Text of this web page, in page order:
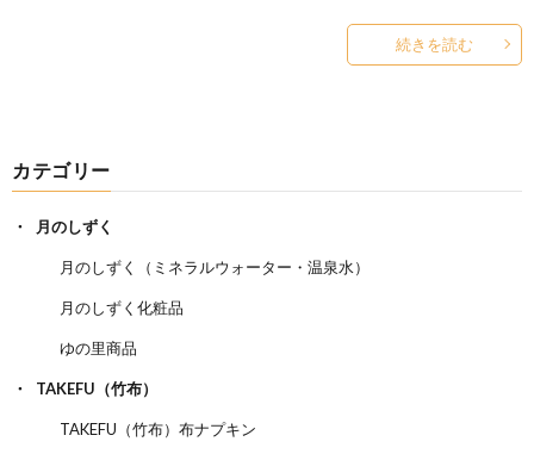
続きを読む
カテゴリー
月のしずく
月のしずく（ミネラルウォーター・温泉水）
月のしずく化粧品
ゆの里商品
TAKEFU（竹布）
TAKEFU（竹布）布ナプキン